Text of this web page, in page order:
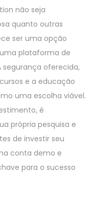
não seja
quanto outras
ser uma opção
plataforma de
segurança oferecida,
e a educação
uma escolha viável.
é
própria pesquisa e
de investir seu
conta demo e
para o sucesso